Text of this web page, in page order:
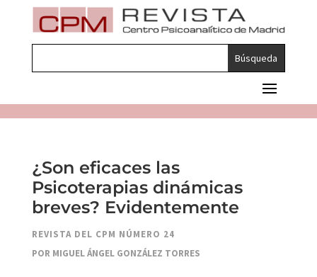
¿Son eficaces las
Psicoterapias dinámicas
breves? Evidentemente
REVISTA DEL CPM NÚMERO 24
POR MIGUEL ÁNGEL GONZÁLEZ TORRES